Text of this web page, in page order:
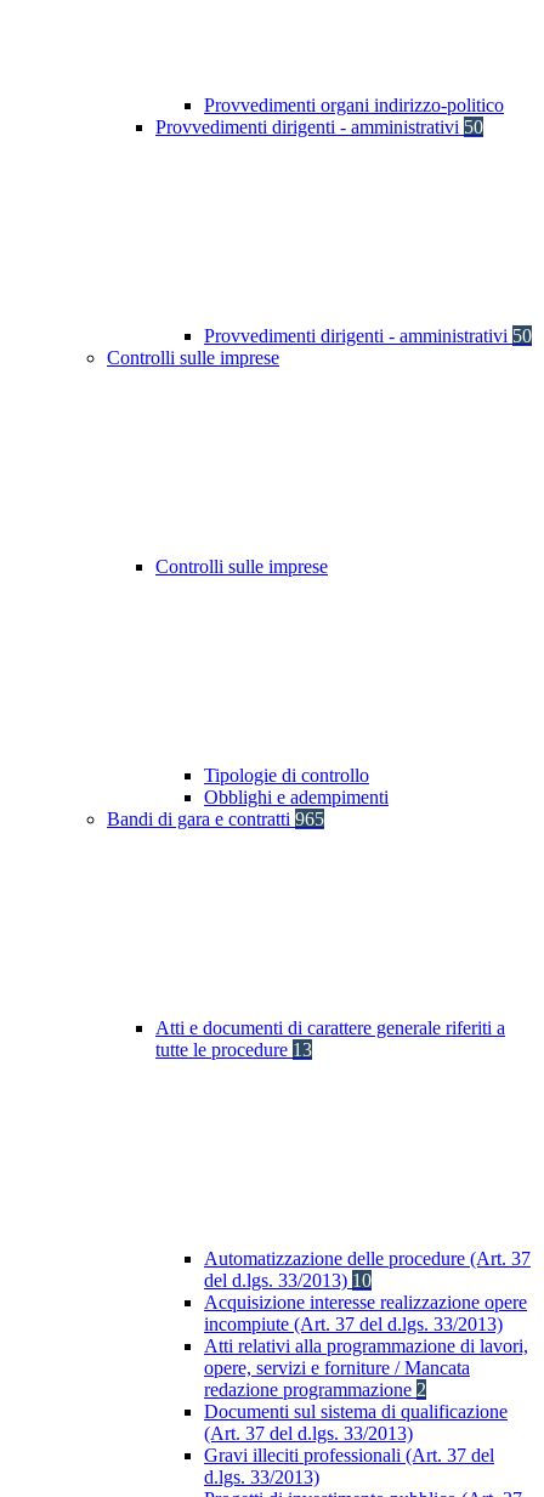
Provvedimenti organi indirizzo-politico
Provvedimenti dirigenti - amministrativi 50
Provvedimenti dirigenti - amministrativi 50
Controlli sulle imprese
Controlli sulle imprese
Tipologie di controllo
Obblighi e adempimenti
Bandi di gara e contratti 965
Atti e documenti di carattere generale riferiti a
tutte le procedure 13
Automatizzazione delle procedure (Art. 37
del d.lgs. 33/2013) 10
Acquisizione interesse realizzazione opere
incompiute (Art. 37 del d.lgs. 33/2013)
Atti relativi alla programmazione di lavori,
opere, servizi e forniture / Mancata
redazione programmazione 2
Documenti sul sistema di qualificazione
(Art. 37 del d.lgs. 33/2013)
Gravi illeciti professionali (Art. 37 del
d.lgs. 33/2013)